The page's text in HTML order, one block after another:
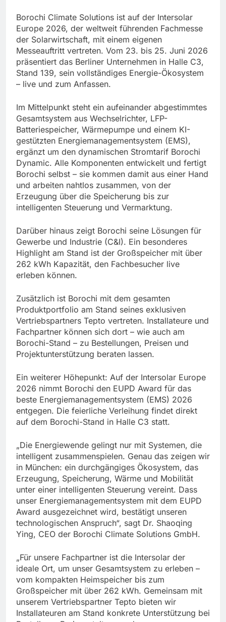
Borochi Climate Solutions ist auf der Intersolar
Europe 2026, der weltweit führenden Fachmesse
der Solarwirtschaft, mit einem eigenen
Messeauftritt vertreten. Vom 23. bis 25. Juni 2026
präsentiert das Berliner Unternehmen in Halle C3,
Stand 139, sein vollständiges Energie-Ökosystem
– live und zum Anfassen.
Im Mittelpunkt steht ein aufeinander abgestimmtes
Gesamtsystem aus Wechselrichter, LFP-
Batteriespeicher, Wärmepumpe und einem KI-
gestützten Energiemanagementsystem (EMS),
ergänzt um den dynamischen Stromtarif Borochi
Dynamic. Alle Komponenten entwickelt und fertigt
Borochi selbst – sie kommen damit aus einer Hand
und arbeiten nahtlos zusammen, von der
Erzeugung über die Speicherung bis zur
intelligenten Steuerung und Vermarktung.
Darüber hinaus zeigt Borochi seine Lösungen für
Gewerbe und Industrie (C&I). Ein besonderes
Highlight am Stand ist der Großspeicher mit über
262 kWh Kapazität, den Fachbesucher live
erleben können.
Zusätzlich ist Borochi mit dem gesamten
Produktportfolio am Stand seines exklusiven
Vertriebspartners Tepto vertreten. Installateure und
Fachpartner können sich dort – wie auch am
Borochi-Stand – zu Bestellungen, Preisen und
Projektunterstützung beraten lassen.
Ein weiterer Höhepunkt: Auf der Intersolar Europe
2026 nimmt Borochi den EUPD Award für das
beste Energiemanagementsystem (EMS) 2026
entgegen. Die feierliche Verleihung findet direkt
auf dem Borochi-Stand in Halle C3 statt.
„Die Energiewende gelingt nur mit Systemen, die
intelligent zusammenspielen. Genau das zeigen wir
in München: ein durchgängiges Ökosystem, das
Erzeugung, Speicherung, Wärme und Mobilität
unter einer intelligenten Steuerung vereint. Dass
unser Energiemanagementsystem mit dem EUPD
Award ausgezeichnet wird, bestätigt unseren
technologischen Anspruch“, sagt Dr. Shaoqing
Ying, CEO der Borochi Climate Solutions GmbH.
„Für unsere Fachpartner ist die Intersolar der
ideale Ort, um unser Gesamtsystem zu erleben –
vom kompakten Heimspeicher bis zum
Großspeicher mit über 262 kWh. Gemeinsam mit
unserem Vertriebspartner Tepto bieten wir
Installateuren am Stand konkrete Unterstützung bei